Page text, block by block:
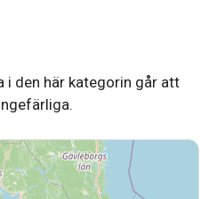
i den här kategorin går att